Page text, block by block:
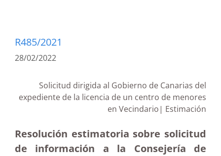
R485/2021
28/02/2022
Solicitud dirigida al Gobierno de Canarias del
expediente de la licencia de un centro de menores
en Vecindario| Estimación
Resolución estimatoria sobre solicitud
de información a la Consejería de